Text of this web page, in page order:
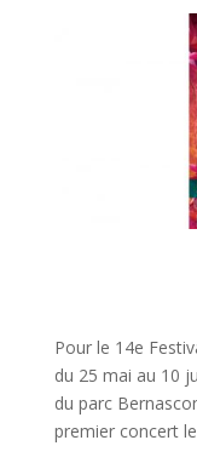
Pour le 14e
du 25 mai au 10
du parc
premier concert